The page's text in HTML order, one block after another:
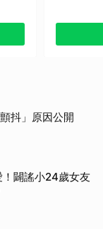
抖」原因公開
闢謠小24歲女友